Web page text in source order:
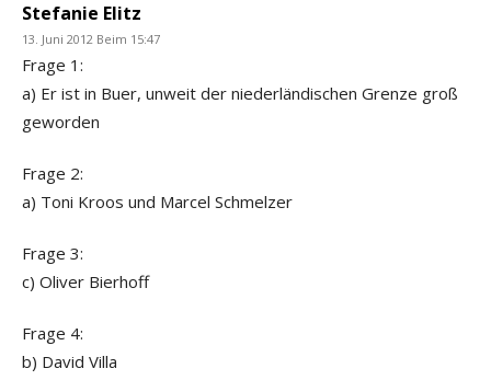
Stefanie Elitz
13. Juni 2012 Beim 15:47
Frage 1:
a) Er ist in Buer, unweit der niederländischen Grenze groß
geworden
Frage 2:
a) Toni Kroos und Marcel Schmelzer
Frage 3:
c) Oliver Bierhoff
Frage 4:
b) David Villa